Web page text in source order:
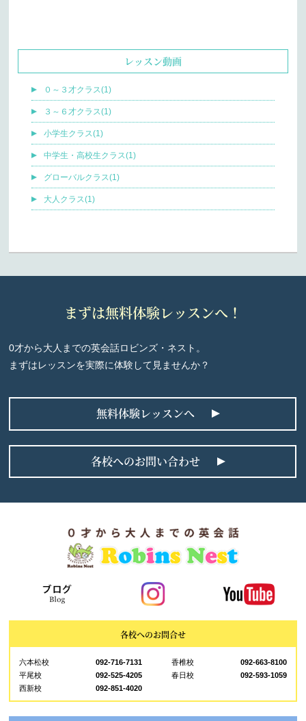
レッスン動画
０～３才クラス(1)
３～６才クラス(1)
小学生クラス(1)
中学生・高校生クラス(1)
グローバルクラス(1)
大人クラス(1)
まずは無料体験レッスンへ！
0才から大人までの英会話ロビンズ・ネスト。
まずはレッスンを実際に体験して見ませんか？
無料体験レッスンへ
各校へのお問い合わせ
各校へのお問合せ
六本松校 092-716-7131 香椎校
092-663-8100
平尾校
092-525-4205 春日校
092-593-1059
西新校
092-851-4020